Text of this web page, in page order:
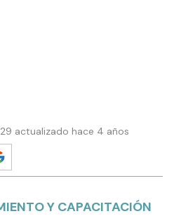
actualizado hace 4 años
Y CAPACITACIÓN